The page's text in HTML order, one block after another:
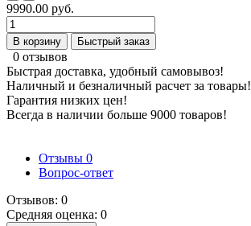
9990.00 руб.
В корзину Быстрый заказ
0 отзывов
Быстрая доставка, удобный самовывоз!
Наличный и безналичный расчет за товары!
Гарантия низких цен!
Всегда в наличии больше 9000 товаров!
Отзывы 0
Вопрос-ответ
Отзывов: 0
Средняя оценка: 0